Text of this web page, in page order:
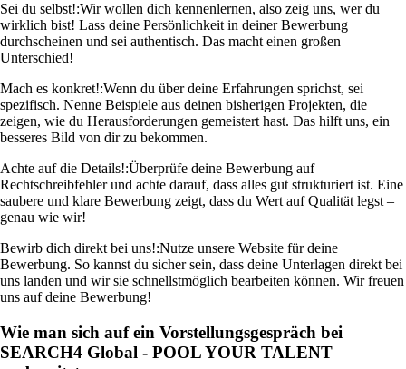
Sei du selbst!:Wir wollen dich kennenlernen, also zeig uns, wer du
wirklich bist! Lass deine Persönlichkeit in deiner Bewerbung
durchscheinen und sei authentisch. Das macht einen großen
Unterschied!
Mach es konkret!:Wenn du über deine Erfahrungen sprichst, sei
spezifisch. Nenne Beispiele aus deinen bisherigen Projekten, die
zeigen, wie du Herausforderungen gemeistert hast. Das hilft uns, ein
besseres Bild von dir zu bekommen.
Achte auf die Details!:Überprüfe deine Bewerbung auf
Rechtschreibfehler und achte darauf, dass alles gut strukturiert ist. Eine
saubere und klare Bewerbung zeigt, dass du Wert auf Qualität legst –
genau wie wir!
Bewirb dich direkt bei uns!:Nutze unsere Website für deine
Bewerbung. So kannst du sicher sein, dass deine Unterlagen direkt bei
uns landen und wir sie schnellstmöglich bearbeiten können. Wir freuen
uns auf deine Bewerbung!
Wie man sich auf ein Vorstellungsgespräch bei
SEARCH4 Global - POOL YOUR TALENT